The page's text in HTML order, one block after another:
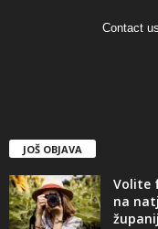
Contact
JOŠ OBJAVA
Volite
na